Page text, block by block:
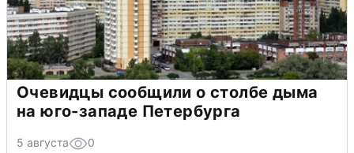
Очевидцы сообщили о столбе дыма
на юго-западе Петербурга
5 августа 0